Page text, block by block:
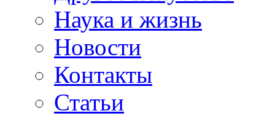
Наука и жизнь
Новости
Контакты
Статьи